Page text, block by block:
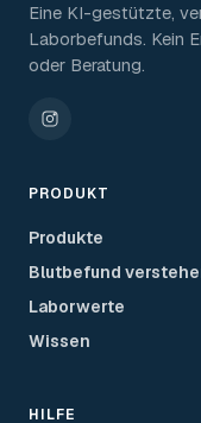
Eine KI-gestützte,
Laborbefunds. Kein
oder Beratung.
PRODUKT
Produkte
Blutbefund
Laborwerte
Wissen
HILFE